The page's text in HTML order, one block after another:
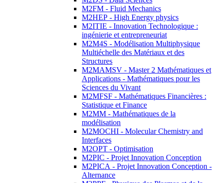
M2FM - Fluid Mechanics
M2HEP - High Energy physics
M2ITIE - Innovation Technologique :
ingénierie et entrepreneuriat
M2M4S - Modélisation Multiphysique
Multiéchelle des Matériaux et des
Structures
M2MAMSV - Master 2 Mathématiques et
Applications - Mathématiques pour les
Sciences du Vivant
M2MFSF - Mathématiques Financières :
Statistique et Finance
M2MM - Mathématiques de la
modélisation
M2MOCHI - Molecular Chemistry and
Interfaces
M2OPT - Optimisation
M2PIC - Projet Innovation Conception
M2PICA - Projet Innovation Conception -
Alternance